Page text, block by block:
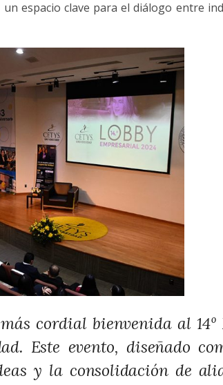
espacio clave para el diálogo entre
cordial bienvenida al 14º
Este evento, diseñado
y la consolidación de